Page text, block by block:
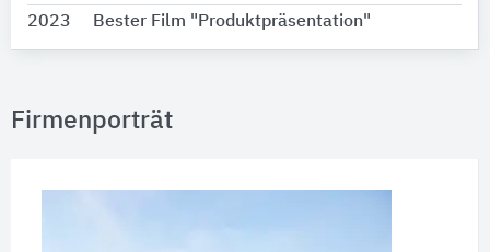
2023 Bester Film "Produktpräsentation"
Firmenporträt